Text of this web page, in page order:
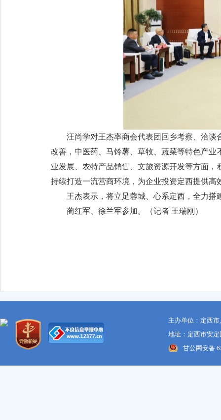
汪尚学对王杰率商会代表团回乡考察、洽
改善，中医药、马铃薯、草牧、蔬菜等特色产
业发展、农特产品销售、文旅资源开发等方面
持续打造一流营商环境，为企业投资定西提供高
王杰表示，将立足蓉城、心系定西，全力
蔺红军、徐兰军参加。（记者 王瑞刚 ）
主办单位：定西
地址：定西市安
甘公网安备